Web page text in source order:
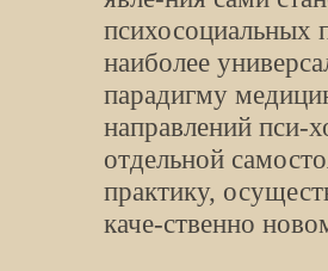
психосоциальных
наиболее
парадигму
направлений пси-
отдельной
практику,
каче-ственно